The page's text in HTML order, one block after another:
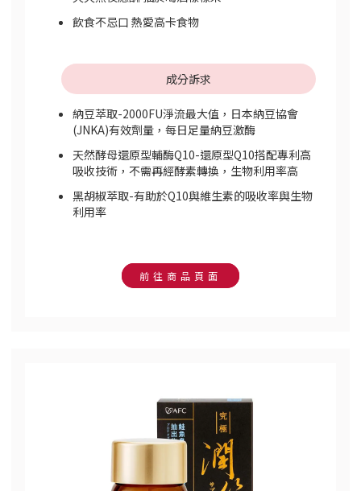
飲食不忌口 熱愛高卡食物
成分訴求
納豆萃取-2000FU淨流最大值，日本納豆協會
(JNKA)有效劑量，每日足量納豆激酶
天然酵母還原型輔酶Q10-還原型Q10搭配專利高
吸收技術，不需再經酵素轉換，生物利用率高
黑胡椒萃取-有助於Q10與維生素的吸收率與生物
利用率
前往商品頁面